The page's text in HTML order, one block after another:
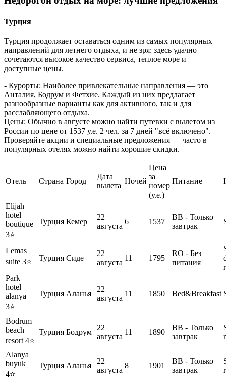
Турция
Турция продолжает оставаться одним из самых популярных
направлений для летнего отдыха, и не зря: здесь удачно
сочетаются высокое качество сервиса, теплое море и
доступные цены.
- Курорты: Наиболее привлекательные направления — это
Анталия, Бодрум и Фетхие. Каждый из них предлагает
разнообразные варианты как для активного, так и для
расслабляющего отдыха.
Цены: Обычно в августе можно найти путевки с вылетом из
России по цене от 1537 у.е. 2 чел. за 7 дней "всё включено".
Проверяйте акции и специальные предложения — часто в
популярных отелях можно найти хорошие скидки.
Отель Страна Город
Дата
вылета
Ночей
Цена
за
номер
(у.е.)
Питание
Elijah
hotel
boutique
3⭐️
Турция Кемер
22
августа
6 1537
BB - Только
завтрак
Lemas
suite 3⭐️
Турция Сиде
22
августа
11 1795
RO - Без
питания
Park
hotel
alanya
3⭐️
Турция Аланья
22
августа
11 1850 Bed&Breakfast
Bodrum
beach
resort 4⭐️
Турция Бодрум
22
августа
11 1890
BB - Только
завтрак
Alanya
buyuk
4⭐️
Турция Аланья
22
августа
8 1901
BB - Только
завтрак